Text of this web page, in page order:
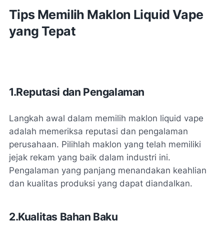
Tips Memilih Maklon Liquid Vape
yang Tepat
1.Reputasi dan Pengalaman
Langkah awal dalam memilih maklon liquid vape
adalah memeriksa reputasi dan pengalaman
perusahaan. Pilihlah maklon yang telah memiliki
jejak rekam yang baik dalam industri ini.
Pengalaman yang panjang menandakan keahlian
dan kualitas produksi yang dapat diandalkan.
2.Kualitas Bahan Baku